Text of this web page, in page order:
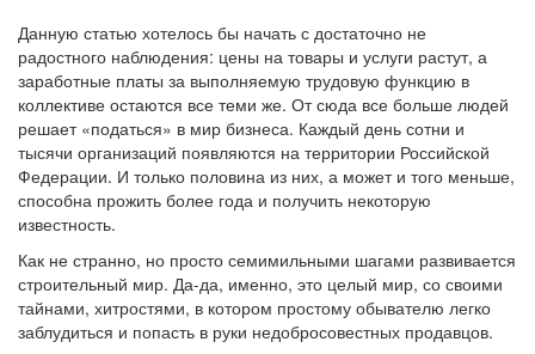
Данную статью хотелось бы начать с достаточно не
радостного наблюдения: цены на товары и услуги растут, а
заработные платы за выполняемую трудовую функцию в
коллективе остаются все теми же. От сюда все больше людей
решает «податься» в мир бизнеса. Каждый день сотни и
тысячи организаций появляются на территории Российской
Федерации. И только половина из них, а может и того меньше,
способна прожить более года и получить некоторую
известность.
Как не странно, но просто семимильными шагами развивается
строительный мир. Да-да, именно, это целый мир, со своими
тайнами, хитростями, в котором простому обывателю легко
заблудиться и попасть в руки недобросовестных продавцов.